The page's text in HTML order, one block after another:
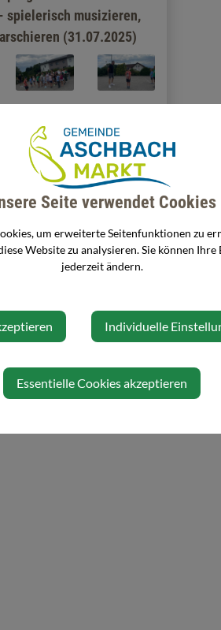
spielerisch musizieren,
(31.07.2025)
Seite verwendet Cookies
um erweiterte Seitenfunktionen zu
Website zu analysieren. Sie können Ihre
jederzeit ändern.
Individuelle
Essentielle Cookies akzeptieren